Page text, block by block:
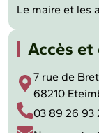
Le maire et les
Accès
7 rue de
68210
03 89 26 93